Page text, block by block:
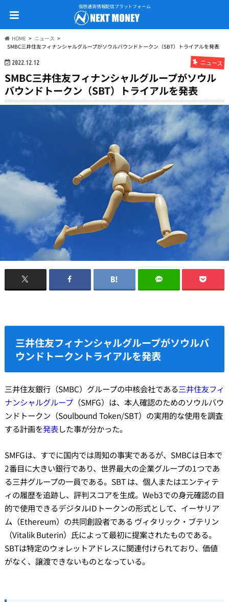
仮想通貨情報配信プラットフォーム
HOME
ニュース
SMBC三井住友フィナンシャルグループがソウルバウンドトークン（SBT）トライアルを発表
2022.12.12 ニュース
SMBC三井住友フィナンシャルグループがソウル
バウンドトークン（SBT）トライアルを発表
三井住友フィナンシャルグループがソウルバ
ウンドトークントライアルを発表
三井住友銀行（SMBC）グループの中核会社である三井住友フィ
ナンシャルグループ（SMFG）は、本人確認のためのソウルバウ
ンドトークン（Soulbound Token/SBT）の実用的な使用を調査
する計画を発表した事が分かった。
SMFGは、すでに国内では周知の事実であるが、SMBCは日本で
2番目に大きい銀行であり、世界最大の企業グループの1つであ
る三井グループの一員である。SBT は、個人またはエンティテ
ィの履歴を追跡し、評判スコアを生成。Web3での身元確認の目
的で使用できるデジタルIDトークンの形式として、イーサリア
ム（Ethereum）の共同創設者である ヴィタリック・ブテリン
（Vitalik Buterin）氏によって最初に提案されたものである。
SBTは特定のウォレットアドレスに関連付けられており、価値
がなく、譲渡できないものとなっている。